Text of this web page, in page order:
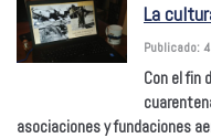
La
Publicado:
Con el fin
asociaciones y fundaciones